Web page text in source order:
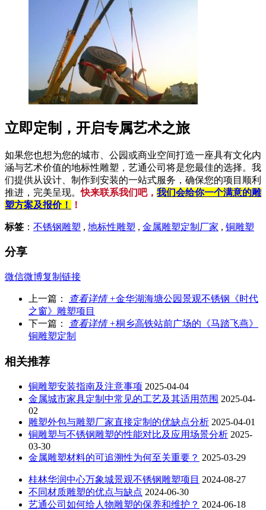
立即定制，开启专属艺术之旅
如果您也想为您的城市、公园或商业空间打造一座具有文化内
涵与艺术价值的地标性雕塑，艺通公司将是您最佳的选择。我
们提供从设计、制作到安装的一站式服务，确保您的项目顺利
推进，完美呈现。快来联系我们吧， 我们会给你一个满意的雕
塑方案及报价！
！
标签 ： 不锈钢雕塑 , 地标性雕塑 , 金属雕塑定制厂家 , 铜雕塑
分享
微信微博复制链接
上一篇： 查看详情 +金华湖海塘公园景观不锈钢《时代
之窗》雕塑项目
下一篇：
查看详情 +桐乡高铁站前广场的《马踏飞燕》
铜雕塑定制
相关推荐
铜雕塑安装指南及注意事项 2025-04-04
金属城市家具定制中常见的工艺及其适用范围 2025-04-
02
雕塑外包与雕塑厂家直接定制的优缺点分析 2025-04-01
铜雕塑与不锈钢雕塑的性能对比及应用场景分析 2025-
03-30
金属雕塑材料的可追溯性为何至关重要？ 2025-03-29
桂林华润中心万象城景观不锈钢雕塑项目 2024-08-27
不同材质雕塑的优点与缺点 2024-06-30
艺通公司如何给人物雕塑的保养和维护？ 2024-06-18